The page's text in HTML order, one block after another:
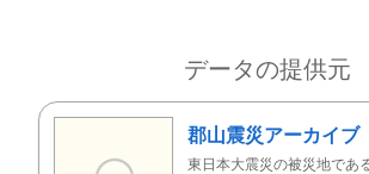
データの提供元
郡山震災アーカイブ
東日本大震災の被災地であ